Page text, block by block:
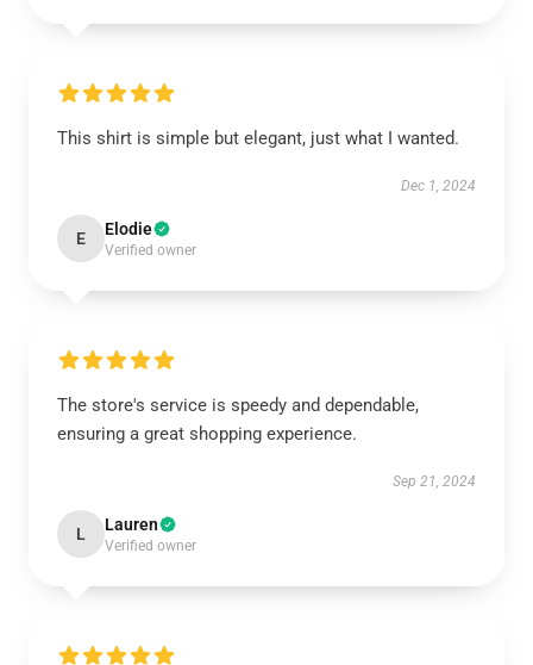
This shirt is simple but elegant, just what I wanted.
Dec 1, 2024
E Elodie
Verified owner
The store's service is speedy and dependable,
ensuring a great shopping experience.
Sep 21, 2024
L Lauren
Verified owner